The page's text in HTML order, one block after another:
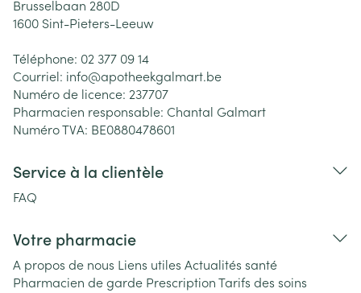
Brusselbaan 280D
1600 Sint-Pieters-Leeuw
Téléphone: 02 377 09 14
Courriel: info@apotheekgalmart.be
Numéro de licence: 237707
Pharmacien responsable: Chantal Galmart
Numéro TVA: BE0880478601
Service à la clientèle
FAQ
Votre pharmacie
A propos de nous Liens utiles Actualités santé
Pharmacien de garde PrescriptionTarifs des soins